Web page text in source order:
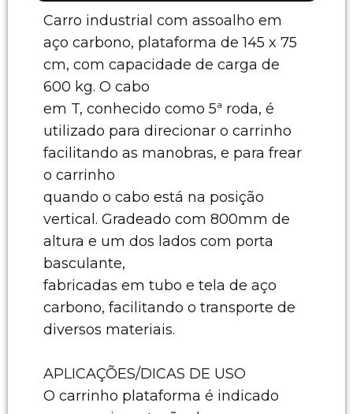
Carro industrial com assoalho em
aço carbono, plataforma de 145 x 75
cm, com capacidade de carga de
600 kg. O cabo
em T, conhecido como 5ª roda, é
utilizado para direcionar o carrinho
facilitando as manobras, e para frear
o carrinho
quando o cabo está na posição
vertical. Gradeado com 800mm de
altura e um dos lados com porta
basculante,
fabricadas em tubo e tela de aço
carbono, facilitando o transporte de
diversos materiais.
APLICAÇÕES/DICAS DE USO
O carrinho plataforma é indicado